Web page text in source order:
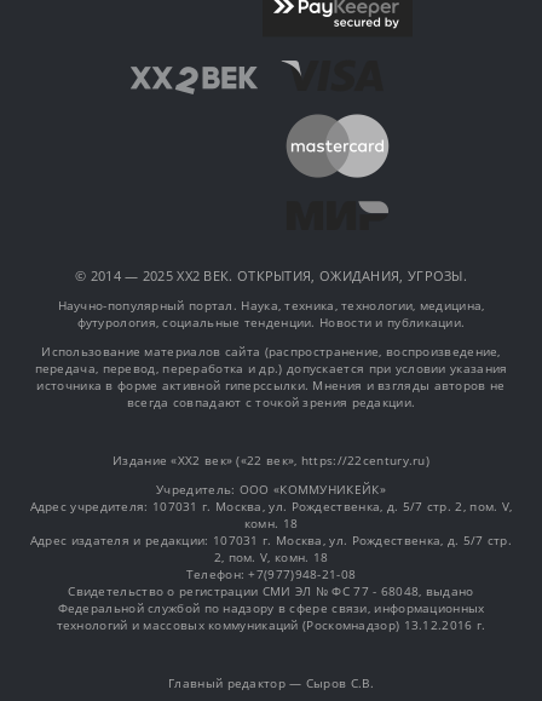
© 2014 — 2025 XX2 ВЕК. ОТКРЫТИЯ, ОЖИДАНИЯ, УГРОЗЫ.
Научно-популярный портал. Наука, техника, технологии, медицина,
футурология, социальные тенденции. Новости и публикации.
Использование материалов сайта (распространение, воспроизведение,
передача, перевод, переработка и др.) допускается при условии указания
источника в форме активной гиперссылки. Мнения и взгляды авторов не
всегда совпадают с точкой зрения редакции.
Издание «XX2 век» («22 век», https://22century.ru)
Учредитель: OOO «КОММУНИКЕЙК»
Адрес учредителя: 107031 г. Москва, ул. Рождественка, д. 5/7 стр. 2, пом. V,
комн. 18
Адрес издателя и редакции: 107031 г. Москва, ул. Рождественка, д. 5/7 стр.
2, пом. V, комн. 18
Телефон: +7(977)948-21-08
Свидетельство о регистрации СМИ ЭЛ № ФС 77 - 68048, выдано
Федеральной службой по надзору в сфере связи, информационных
технологий и массовых коммуникаций (Роскомнадзор) 13.12.2016 г.
Главный редактор — Сыров С.В.